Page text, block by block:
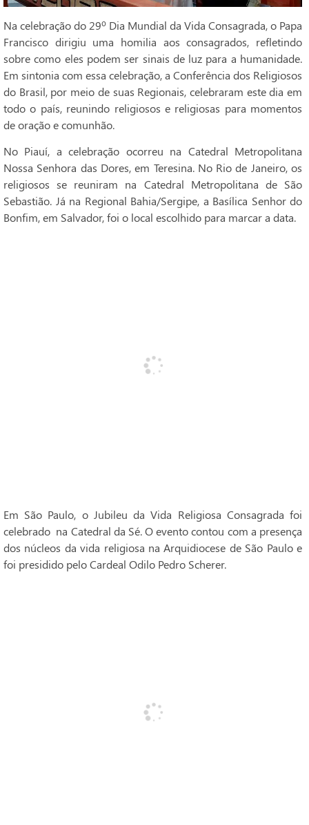
Na celebração do 29º Dia Mundial da Vida Consagrada, o Papa
Francisco dirigiu uma homilia aos consagrados, refletindo
sobre como eles podem ser sinais de luz para a humanidade.
Em sintonia com essa celebração, a Conferência dos Religiosos
do Brasil, por meio de suas Regionais, celebraram este dia em
todo o país, reunindo religiosos e religiosas para momentos
de oração e comunhão.
No Piauí, a celebração ocorreu na Catedral Metropolitana
Nossa Senhora das Dores, em Teresina. No Rio de Janeiro, os
religiosos se reuniram na Catedral Metropolitana de São
Sebastião. Já na Regional Bahia/Sergipe, a Basílica Senhor do
Bonfim, em Salvador, foi o local escolhido para marcar a data.
Em São Paulo, o Jubileu da Vida Religiosa Consagrada foi
celebrado na Catedral da Sé. O evento contou com a presença
dos núcleos da vida religiosa na Arquidiocese de São Paulo e
foi presidido pelo Cardeal Odilo Pedro Scherer.